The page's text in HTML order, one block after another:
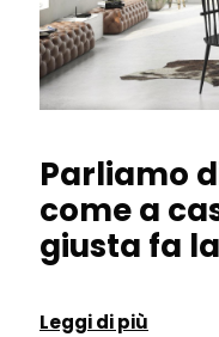
Parliamo
come a
giusta fa
Leggi di più